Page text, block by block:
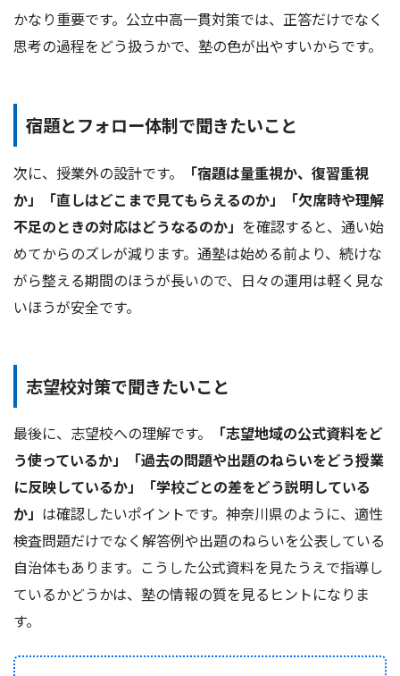
かなり重要です。公立中高一貫対策では、正答だけでなく
思考の過程をどう扱うかで、塾の色が出やすいからです。
宿題とフォロー体制で聞きたいこと
次に、授業外の設計です。
「宿題は量重視か、復習重視
か」「直しはどこまで見てもらえるのか」「欠席時や理解
不足のときの対応はどうなるのか」 を確認すると、通い始
めてからのズレが減ります。通塾は始める前より、続けな
がら整える期間のほうが長いので、日々の運用は軽く見な
いほうが安全です。
志望校対策で聞きたいこと
最後に、志望校への理解です。
「志望地域の公式資料をど
う使っているか」「過去の問題や出題のねらいをどう授業
に反映しているか」「学校ごとの差をどう説明している
か」 は確認したいポイントです。神奈川県のように、適性
検査問題だけでなく解答例や出題のねらいを公表している
自治体もあります。こうした公式資料を見たうえで指導し
ているかどうかは、塾の情報の質を見るヒントになりま
す。